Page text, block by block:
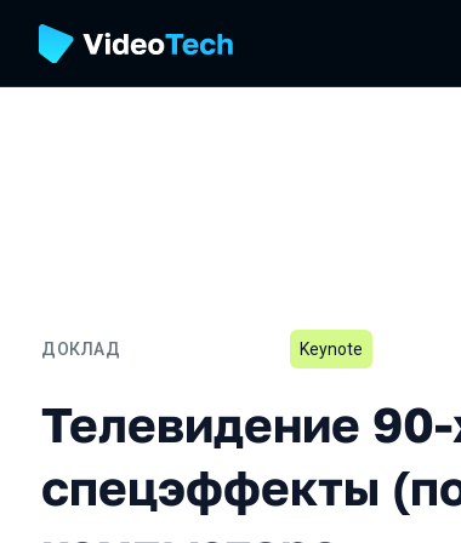
ДОКЛАД
Телевидение 90-х:
Keynote
Телевидение
спецэффекты